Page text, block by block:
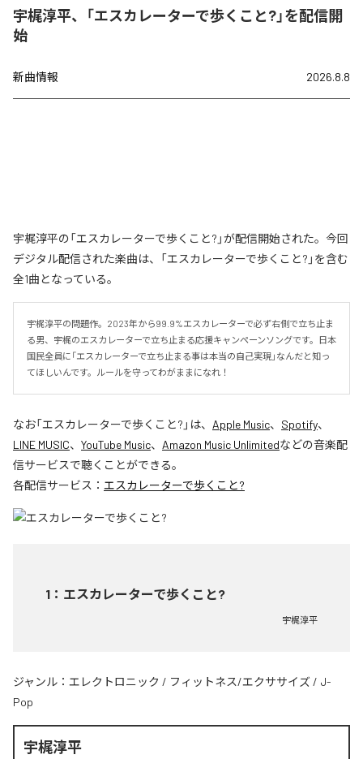
宇梶淳平、「エスカレーターで歩くこと?」を配信開
始
新曲情報 2026.8.8
宇梶淳平の「エスカレーターで歩くこと?」が配信開始された。今回
デジタル配信された楽曲は、「エスカレーターで歩くこと?」を含む
全1曲となっている。
宇梶淳平の問題作。2023年から99.9%エスカレーターで必ず右側で立ち止ま
る男、宇梶のエスカレーターで立ち止まる応援キャンペーンソングです。日本
国民全員に「エスカレーターで立ち止まる事は本当の自己実現」なんだと知っ
てほしいんです。ルールを守ってわがままになれ！
なお「エスカレーターで歩くこと? 」は、 Apple Music、 Spotify、
LINE MUSIC、 YouTube Music、 Amazon Music Unlimitedなどの音楽配
信サービスで聴くことができる。
各配信サービス： エスカレーターで歩くこと?
1 ： エスカレーターで歩くこと?
宇梶淳平
ジャンル： エレクトロニック / フィットネス/エクササイズ / J-
Pop
宇梶淳平